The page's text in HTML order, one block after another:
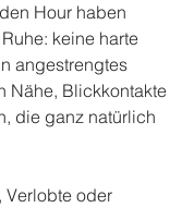
Hour haben
keine harte
angestrengtes
Nähe, Blickkontakte
die ganz natürlich
Verlobte oder